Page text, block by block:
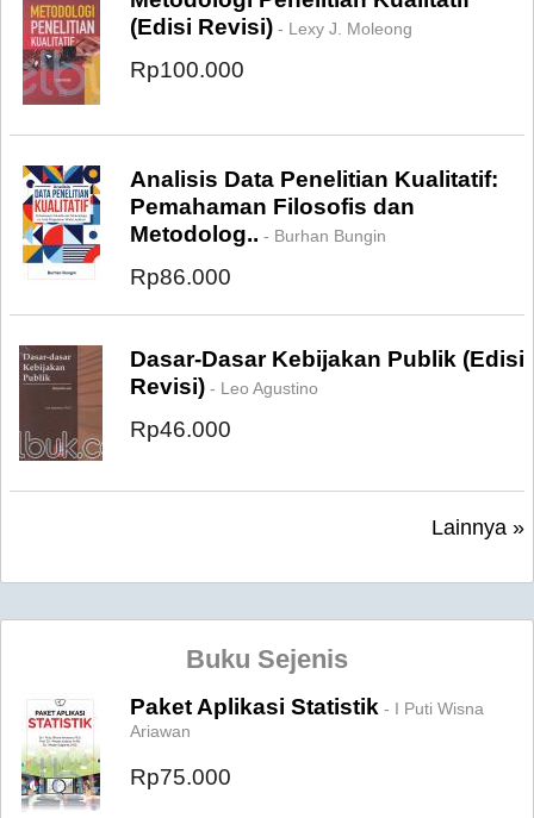
(Edisi Revisi) - Lexy J. Moleong
Rp100.000
Analisis Data Penelitian Kualitatif:
Pemahaman Filosofis dan
Metodolog.. - Burhan Bungin
Rp86.000
Dasar-Dasar Kebijakan Publik (Edisi
Revisi) - Leo Agustino
Rp46.000
Lainnya »
Buku Sejenis
Paket Aplikasi Statistik - I Puti Wisna
Ariawan
Rp75.000